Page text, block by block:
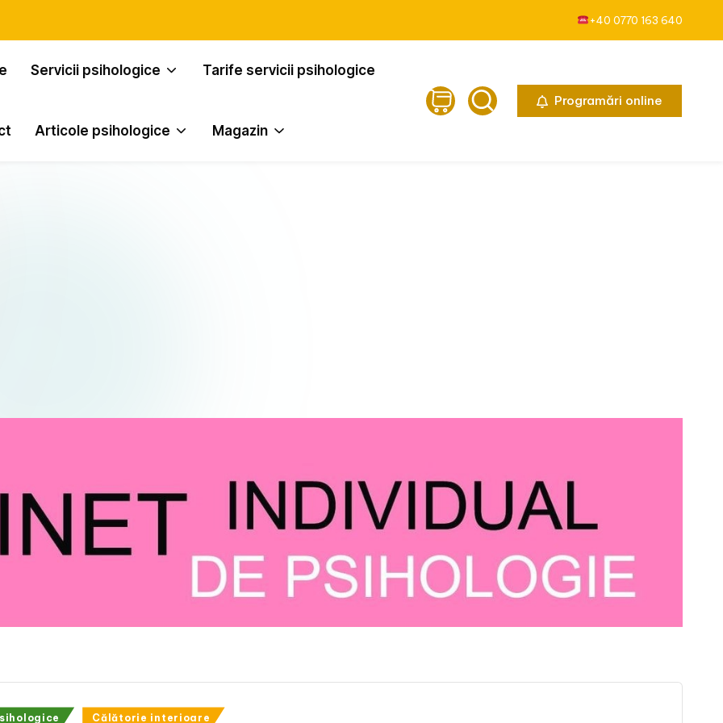
+40 0770 163 640
Servicii psihologice Tarife servicii psihologice
Articole psihologice Magazin
Programări online
Călătorie interioare